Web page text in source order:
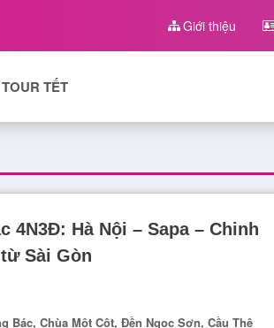
Giới thiệu
TOUR TẾT
4N3Đ: Hà Nội – Sapa – Chinh
Sài Gòn
Bác, Chùa Một Cột, Đền Ngọc Sơn, Cầu Thê